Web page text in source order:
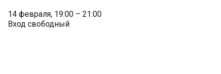
14 февраля, 19:00 – 21:00
Вход свободный